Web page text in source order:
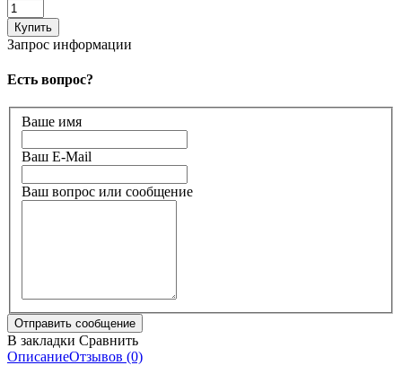
Запрос информации
Есть вопрос?
Ваше имя
Ваш E-Mail
Ваш вопрос или сообщение
В закладки Сравнить
ОписаниеОтзывов (0)